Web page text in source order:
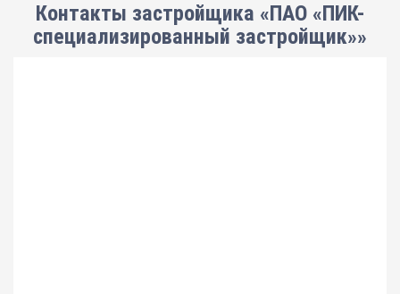
Контакты застройщика «ПАО «ПИК-
специализированный застройщик»»